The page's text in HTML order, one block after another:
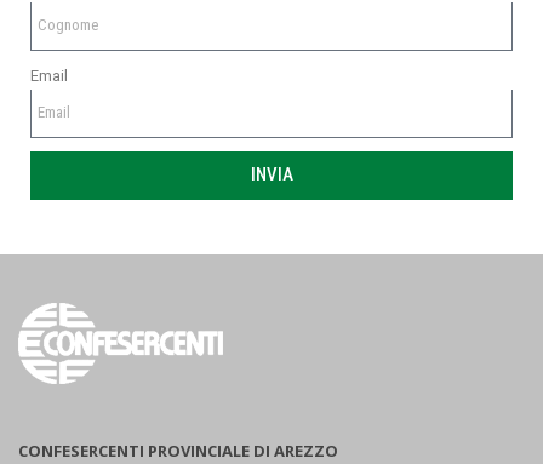
Email
INVIA
CONFESERCENTI PROVINCIALE DI AREZZO